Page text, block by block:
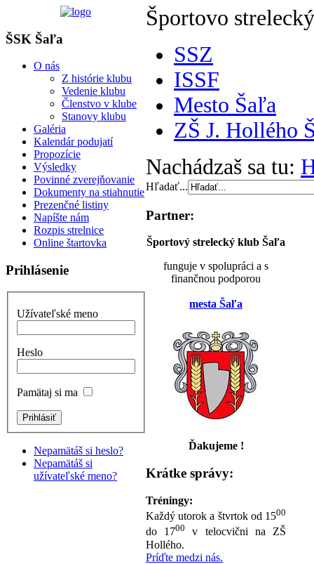
ŠSK Šaľa
O nás
Z histórie klubu
Vedenie klubu
Členstvo v klube
Stanovy klubu
Galéria
Kalendár podujatí
Propozície
Výsledky
Povinné zverejňovanie
Dokumenty na stiahnutie
Prezenčné listiny
Napíšte nám
Rozpis strelnice
Online štartovka
Prihlásenie
Užívateľské meno
Heslo
Pamätaj si ma
Nepamätáš si heslo?
Nepamätáš si
užívateľské meno?
Športovo
SSZ
ISSF
Mesto Šaľa
ZŠ J. Hollého
Nachádzaš sa tu:
Hľadať...
Partner:
Športový strelecký klub Šaľa
funguje v spolupráci a s
finančnou podporou
mesta Šaľa
Ďakujeme !
Krátke správy:
Tréningy:
Každý utorok a štvrtok od 1500
do 1700
v telocvični na ZŠ
Hollého.
Príďte medzi nás.